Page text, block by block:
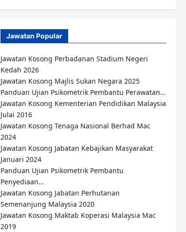
Jawatan Popular
Jawatan Kosong Perbadanan Stadium Negeri
Kedah 2026
Jawatan Kosong Majlis Sukan Negara 2025
Panduan Ujian Psikometrik Pembantu Perawatan…
Jawatan Kosong Kementerian Pendidikan Malaysia
Julai 2016
Jawatan Kosong Tenaga Nasional Berhad Mac
2024
Jawatan Kosong Jabatan Kebajikan Masyarakat
Januari 2024
Panduan Ujian Psikometrik Pembantu
Penyediaan…
Jawatan Kosong Jabatan Perhutanan
Semenanjung Malaysia 2020
Jawatan Kosong Maktab Koperasi Malaysia Mac
2019